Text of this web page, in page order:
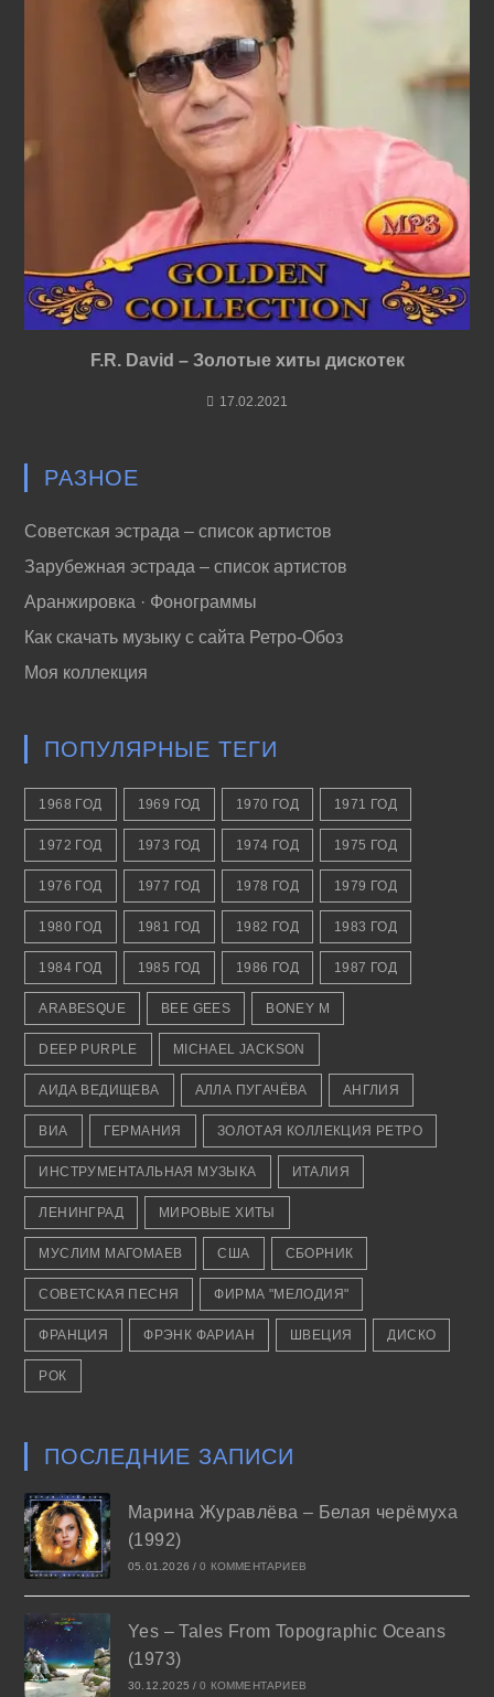
F.R. David – Золотые хиты дискотек
17.02.2021
РАЗНОЕ
Советская эстрада – список артистов
Зарубежная эстрада – список артистов
Аранжировка · Фонограммы
Как скачать музыку с сайта Ретро-Обоз
Моя коллекция
ПОПУЛЯРНЫЕ ТЕГИ
1968 ГОД 1969 ГОД 1970 ГОД 1971 ГОД
1972 ГОД 1973 ГОД 1974 ГОД 1975 ГОД
1976 ГОД 1977 ГОД 1978 ГОД 1979 ГОД
1980 ГОД 1981 ГОД 1982 ГОД 1983 ГОД
1984 ГОД 1985 ГОД 1986 ГОД 1987 ГОД
ARABESQUE BEE GEES BONEY M
DEEP PURPLE MICHAEL JACKSON
АИДА ВЕДИЩЕВА АЛЛА ПУГАЧЁВА АНГЛИЯ
ВИА ГЕРМАНИЯ ЗОЛОТАЯ КОЛЛЕКЦИЯ РЕТРО
ИНСТРУМЕНТАЛЬНАЯ МУЗЫКА ИТАЛИЯ
ЛЕНИНГРАД МИРОВЫЕ ХИТЫ
МУСЛИМ МАГОМАЕВ США СБОРНИК
СОВЕТСКАЯ ПЕСНЯ ФИРМА "МЕЛОДИЯ"
ФРАНЦИЯ ФРЭНК ФАРИАН ШВЕЦИЯ ДИСКО
РОК
ПОСЛЕДНИЕ ЗАПИСИ
Марина Журавлёва – Белая черёмуха
(1992)
05.01.2026 / 0 КОММЕНТАРИЕВ
Yes – Tales From Topographic Oceans
(1973)
30.12.2025 / 0 КОММЕНТАРИЕВ